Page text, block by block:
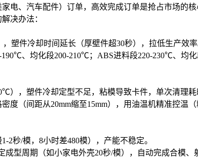
电、汽车配件）订单，高效完成订单是抢占市场
决办法：
件冷却时间延长（厚壁件超30秒），拉低生产效率
、均化段200-210℃；ABS进料段220-230℃、均化
，塑件冷却定型不足，粘模导致卡件，单次清理耗
（间距从20mm缩至15mm），用油温机精准控温
秒/模，8小时差480模），产能不稳定。
型周期（如小家电外壳20秒/模），自动完成合模